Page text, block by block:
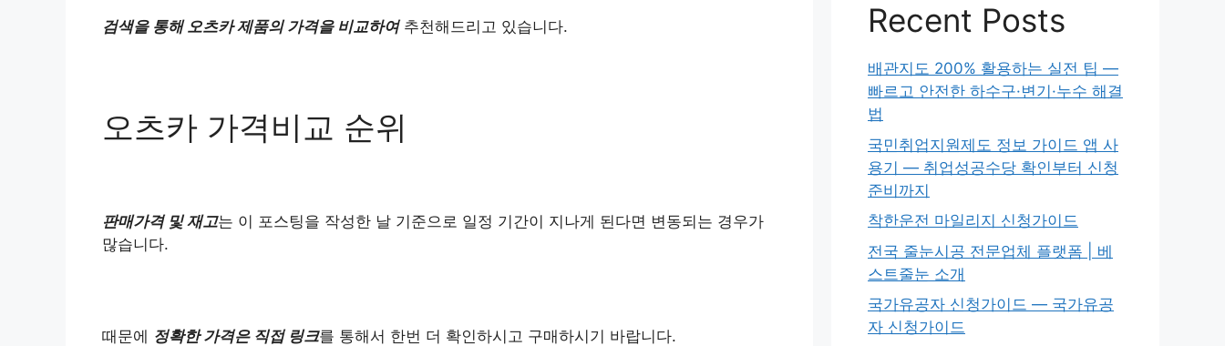
검색을 통해 오츠카 제품의 가격을 비교하여추천해드리고 있습니다.
오츠카 가격비교 순위
판매가격 및 재고는 이 포스팅을 작성한 날 기준으로 일정 기간이 지나게 된다면 변동되는 경우가
많습니다.
때문에 정확한 가격은 직접 링크를 통해서 한번 더 확인하시고 구매하시기 바랍니다.
Recent Posts
배관지도 200% 활용하는 실전 팁 —
빠르고 안전한 하수구·변기·누수 해결
법
국민취업지원제도 정보 가이드 앱 사
용기 — 취업성공수당 확인부터 신청
준비까지
착한운전 마일리지 신청가이드
전국 줄눈시공 전문업체 플랫폼 | 베
스트줄눈 소개
국가유공자 신청가이드 — 국가유공
자 신청가이드